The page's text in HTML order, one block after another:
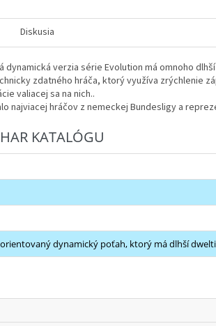
Diskusia
dynamická verzia série Evolution má omnoho
zdatného hráča, ktorý využíva zrýchlenie
valiacej sa na nich..
najviacej hráčov z nemeckej Bundesligy a
KATALÓGU
dynamický poťah, ktorý má dlhší